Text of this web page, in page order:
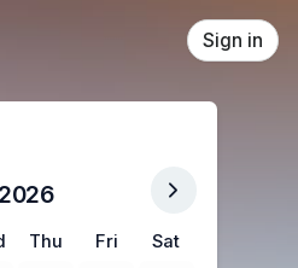
Sign in
Thu Fri Sat